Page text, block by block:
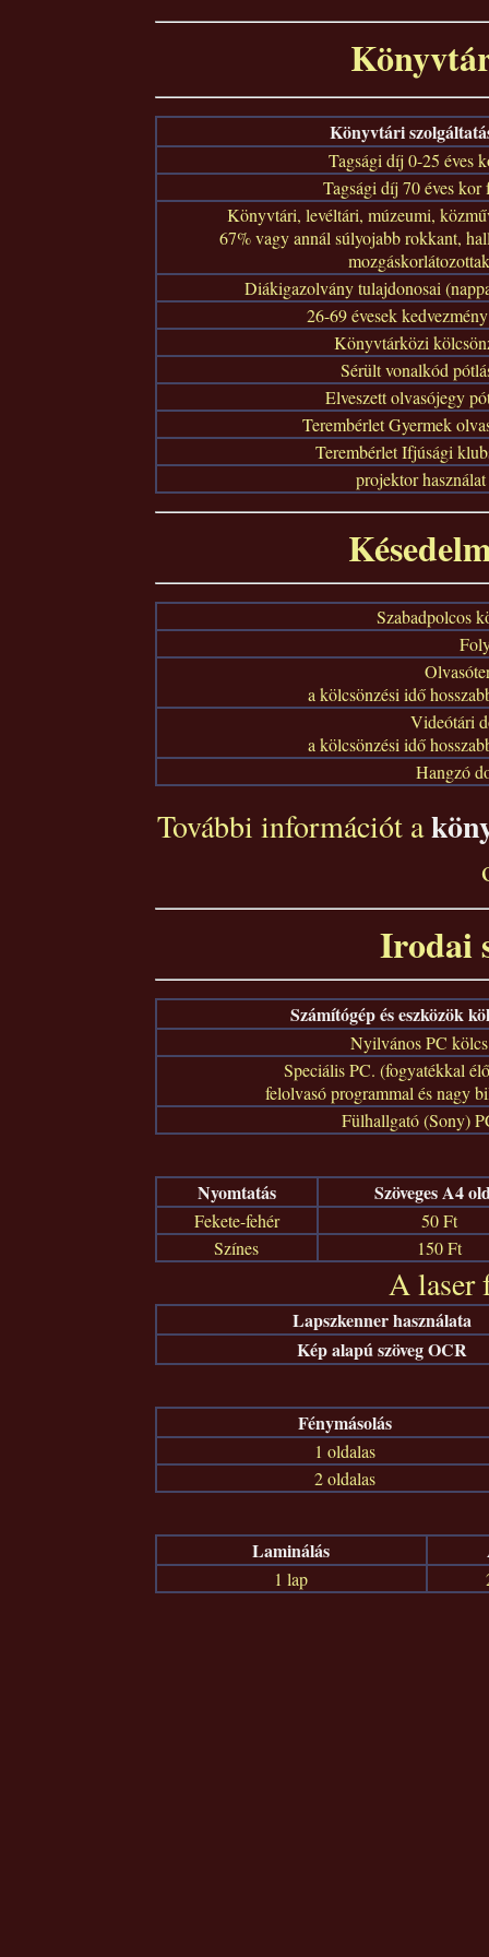
Könyvtári
Tagsági díj 0-25 éves
Tagsági díj 70 éves kor
Könyvtári, levéltári, múzeumi,
67% vagy annál súlyojabb rokkant,
Diákigazolvány tulajdonosai
26-69 évesek
Könyvtárközi
Sérült vonalkód
Elveszett olvasójegy
Terembérlet Gyermek
Terembérlet Ifjúsági
projektor használat
Szabadpolcos
a kölcsönzési idő
Videótári
a kölcsönzési idő
Hangzó
További információt a
Irodai
Számítógép és eszközök
Nyilvános PC
Speciális PC. (fogyatékkal
felolvasó programmal és nagy
Fülhallgató (Sony)
Nyomtatás Szöveges A4
Fekete-fehér
50 Ft
Színes
150 Ft
A laser
Lapszkenner használata
Kép alapú szöveg OCR
Fénymásolás
1 oldalas
2 oldalas
Laminálás
1 lap